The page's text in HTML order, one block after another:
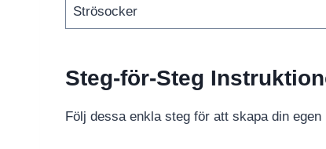
Strösocker
Steg-för-Steg
Följ dessa enkla steg för att skapa din egen